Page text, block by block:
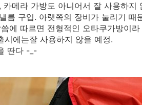
카메라 가방도 아니어서 잘 사용하
름 구입. 아랫쪽의 장비가 눌리기
에 따르면 전형적인 오타쿠가방이라
시에는잘 사용하지 않을 예정.
딴다 -_-